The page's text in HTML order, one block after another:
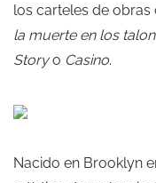
los carteles de
la muerte en los
Storyo Casino.
Nacido en Brooklyn